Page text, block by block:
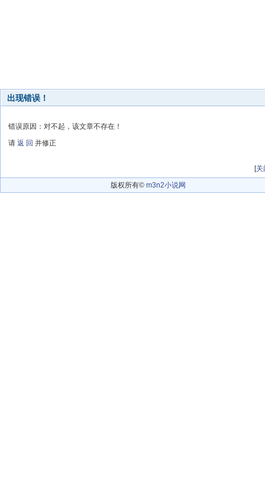
出现错误！
错误原因：对不起，该文章不存在！
请 返 回 并修正
[关
版权所有© m3n2小说网